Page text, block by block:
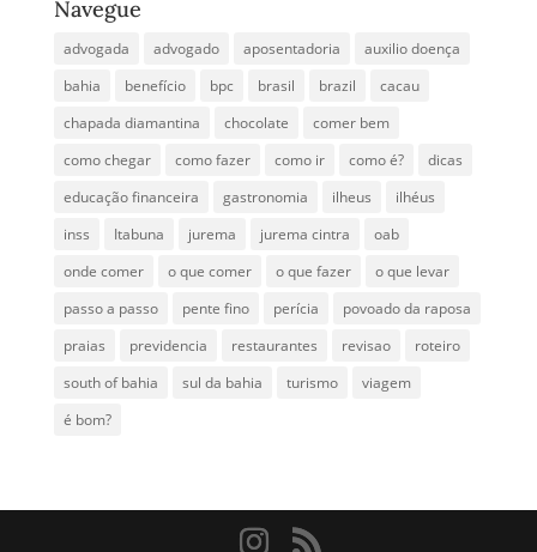
Navegue
advogada advogado aposentadoria
auxilio doença
bahia
benefício bpc brasil brazil
cacau
chapada diamantina
chocolate
comer bem
como chegar
como fazer como ir como é?
dicas
educação financeira
gastronomia ilheus
ilhéus
inss
Itabuna jurema jurema cintra
oab
onde comer
o que comer o que fazer
o que levar
passo a passo
pente fino perícia
povoado da raposa
praias
previdencia restaurantes revisao
roteiro
south of bahia
sul da bahia turismo
viagem
é bom?